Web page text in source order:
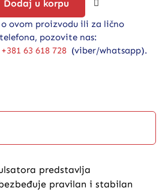
ovom proizvodu ili za lično
pozovite nas:
+381 63 618 728 (viber/whatsapp).
Dodaj u korpu
predstavlja
pravilan i stabilan